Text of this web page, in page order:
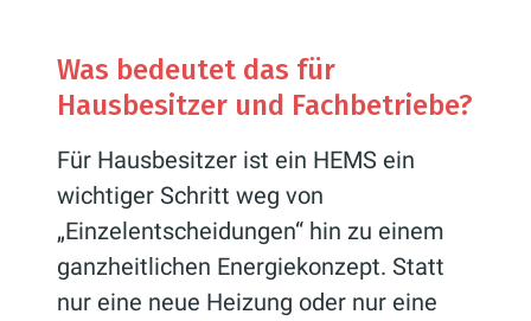
Was bedeutet das für
Hausbesitzer und Fachbetriebe?
Für Hausbesitzer ist ein HEMS ein
wichtiger Schritt weg von
„Einzelentscheidungen“ hin zu einem
ganzheitlichen Energiekonzept. Statt
nur eine neue Heizung oder nur eine